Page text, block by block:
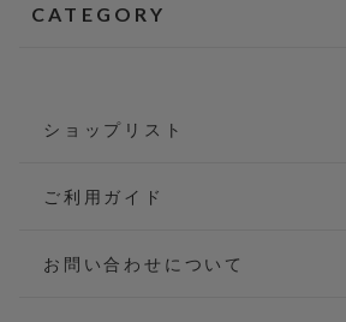
CATEGORY
ショップリスト
ご利用ガイド
お問い合わせについて